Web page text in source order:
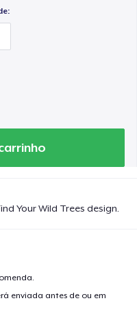
Your Wild Trees design.
enviada antes de ou em